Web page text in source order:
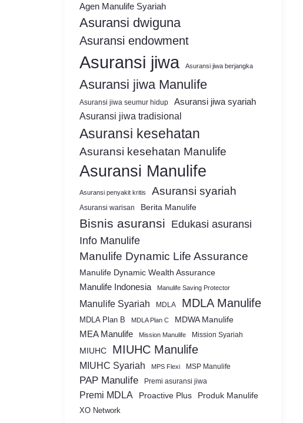
Agen Manulife Syariah
Asuransi dwiguna
Asuransi endowment
Asuransi jiwa Asuransi jiwa berjangka
Asuransi jiwa Manulife
Asuransi jiwa seumur hidup Asuransi jiwa syariah
Asuransi jiwa tradisional
Asuransi kesehatan
Asuransi kesehatan Manulife
Asuransi Manulife
Asuransi penyakit kritis Asuransi syariah
Asuransi warisan Berita Manulife
Bisnis asuransi Edukasi asuransi
Info Manulife
Manulife Dynamic Life Assurance
Manulife Dynamic Wealth Assurance
Manulife Indonesia
Manulife Saving Protector
Manulife Syariah MDLA MDLA Manulife
MDLA Plan B MDLA Plan C MDWA Manulife
MEA Manulife Mission Manulife Mission Syariah
MIUHC MIUHC Manulife
MIUHC Syariah MPS Flexi MSP Manulife
PAP Manulife Premi asuransi jiwa
Premi MDLA Proactive Plus Produk Manulife
XO Network